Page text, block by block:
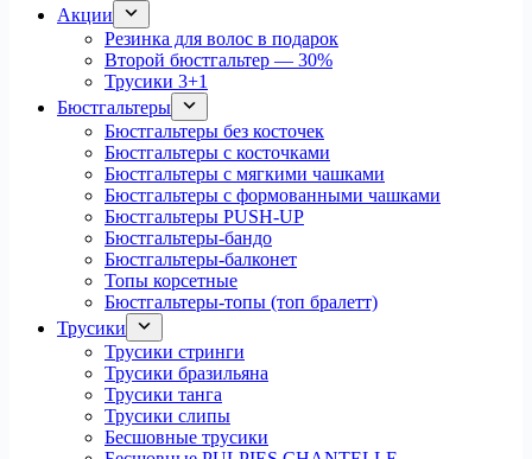
Акции
Резинка для волос в подарок
Второй бюстгальтер — 30%
Трусики 3+1
Бюстгальтеры
Бюстгальтеры без косточек
Бюстгальтеры с косточками
Бюстгальтеры с мягкими чашками
Бюстгальтеры с формованными чашками
Бюстгальтеры PUSH-UP
Бюстгальтеры-бандо
Бюстгальтеры-балконет
Топы корсетные
Бюстгальтеры-топы (топ бралетт)
Трусики
Трусики стринги
Трусики бразильяна
Трусики танга
Трусики слипы
Бесшовные трусики